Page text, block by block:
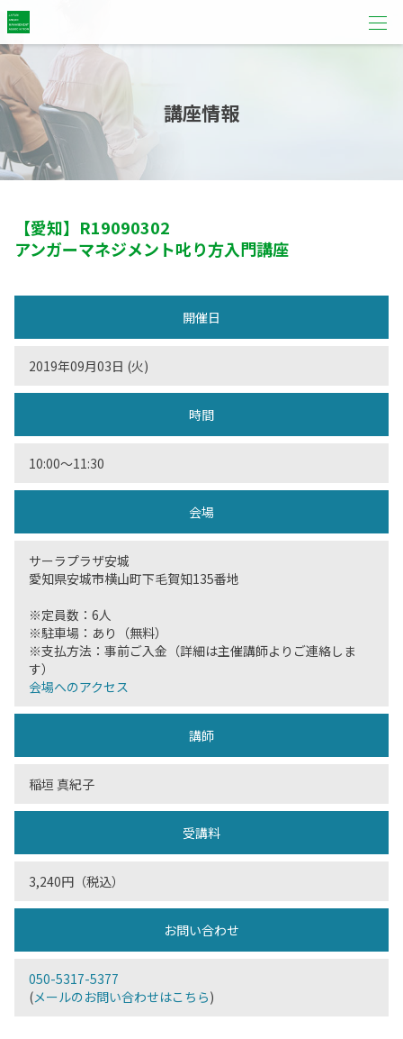
講座情報
【愛知】 R19090302
アンガーマネジメント叱り方入門講座
開催日
2019年09月03日 (火)
時間
10:00〜11:30
会場
サーラプラザ安城
愛知県安城市横山町下毛賀知135番地
※定員数：6人
※駐車場：あり（無料）
※支払方法：事前ご入金（詳細は主催講師よりご連絡しま
す）
会場へのアクセス
講師
稲垣 真紀子
受講料
3,240円（税込）
お問い合わせ
050-5317-5377
(メールのお問い合わせはこちら)